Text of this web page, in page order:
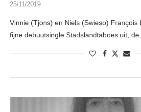
25/11/2019
Vinnie (Tjons) en Niels (Swieso) François
fijne debuutsingle Stadslandtaboes uit,